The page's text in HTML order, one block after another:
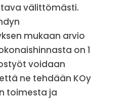
välittömästi.
mukaan arvio
on 1
voidaan
ne tehdään KOy
toimesta ja